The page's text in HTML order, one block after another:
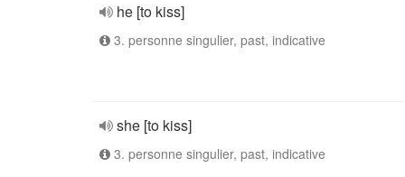
he [to kiss]
3. personne singulier, past, indicative
she [to kiss]
3. personne singulier, past, indicative